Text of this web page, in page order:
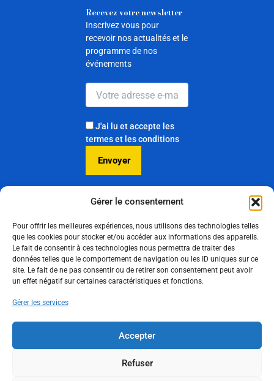
Gérer le consentement
Pour offrir les meilleures expériences, nous utilisons des technologies telles
que les cookies pour stocker et/ou accéder aux informations des appareils.
Le fait de consentir à ces technologies nous permettra de traiter des
données telles que le comportement de navigation ou les ID uniques sur ce
site. Le fait de ne pas consentir ou de retirer son consentement peut avoir
un effet négatif sur certaines caractéristiques et fonctions.
Gérer les services
Accepter
Refuser
Recevez votre newsletter
Inscrivez vous pour
recevoir nos actualités et le
programme de nos
événements
J'ai lu et accepte les
termes et les conditions
Consultez nos
publications
sur LinkedIn
Suivez-nous
Politique de confidentialité